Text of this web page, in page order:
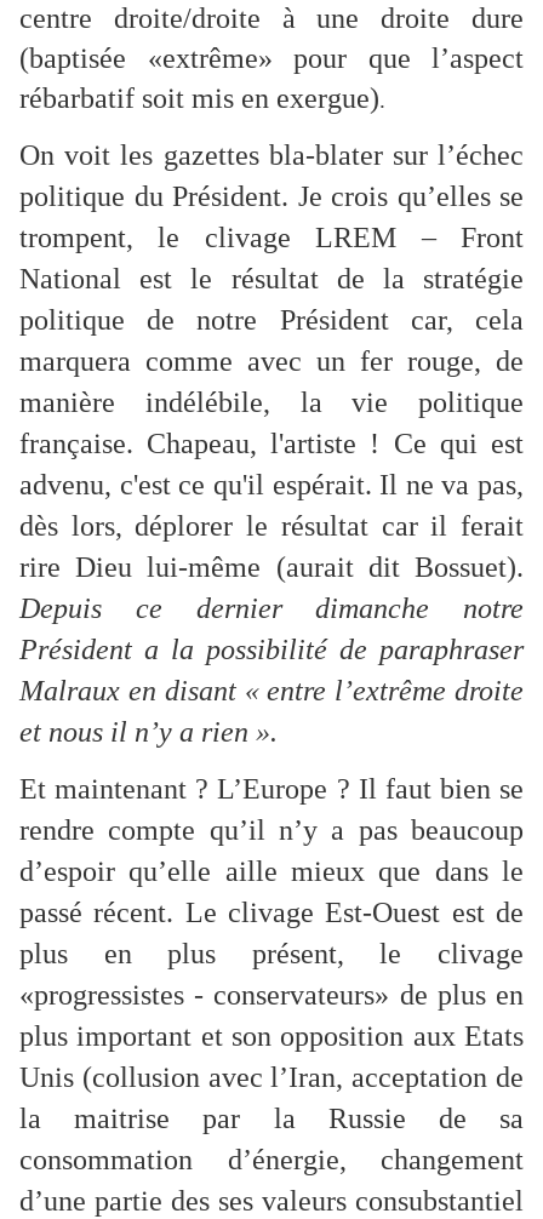
centre droite/droite à une droite dure
(baptisée «extrême» pour que l’aspect
rébarbatif soit mis en exergue).
On voit les gazettes bla-blater sur l’échec
politique du Président. Je crois qu’elles se
trompent, le clivage LREM – Front
National est le résultat de la stratégie
politique de notre Président car, cela
marquera comme avec un fer rouge, de
manière indélébile, la vie politique
française. Chapeau, l'artiste ! Ce qui est
advenu, c'est ce qu'il espérait. Il ne va pas,
dès lors, déplorer le résultat car il ferait
rire Dieu lui-même (aurait dit Bossuet).
Depuis ce dernier dimanche notre
Président a la possibilité de paraphraser
Malraux en disant « entre l’extrême droite
et nous il n’y a rien ».
Et maintenant ? L’Europe ? Il faut bien se
rendre compte qu’il n’y a pas beaucoup
d’espoir qu’elle aille mieux que dans le
passé récent. Le clivage Est-Ouest est de
plus en plus présent, le clivage
«progressistes - conservateurs» de plus en
plus important et son opposition aux Etats
Unis (collusion avec l’Iran, acceptation de
la maitrise par la Russie de sa
consommation d’énergie, changement
d’une partie des ses valeurs consubstantiel